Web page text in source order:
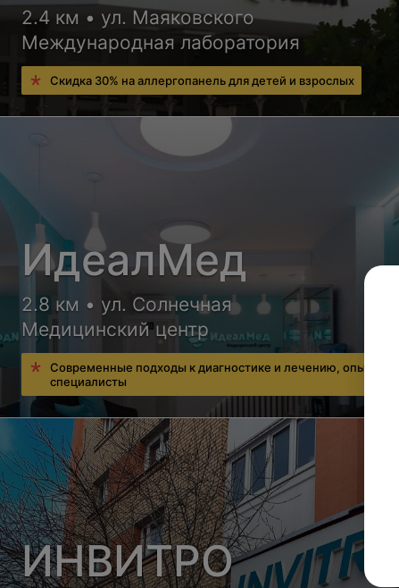
2.4 км • ул. Маяковского
Международная лаборатория
Скидка 30% на аллергопанель для детей и взрослых
ИдеалМед
2.8 км • ул. Солнечная
Медицинский центр
Современные подходы к диагностике и лечению, опытные
специалисты
ИНВИТРО